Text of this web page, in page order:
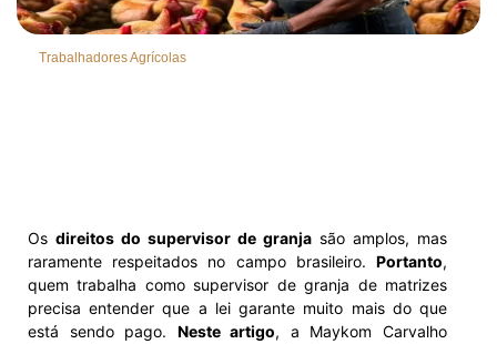
Trabalhadores Agrícolas
Os direitos do supervisor de granja são amplos, mas
raramente respeitados no campo brasileiro. Portanto,
quem trabalha como supervisor de granja de matrizes
precisa entender que a lei garante muito mais do que
está sendo pago. Neste artigo, a Maykom Carvalho